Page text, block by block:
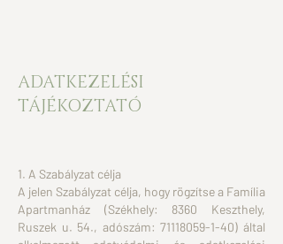
ADATKEZELÉSI
TÁJÉKOZTATÓ
1. A Szabályzat célja
A jelen Szabályzat célja, hogy rögzítse a Família
Apartmanház (Székhely: 8360 Keszthely,
Ruszek u. 54., adószám:71118059-1-40) által